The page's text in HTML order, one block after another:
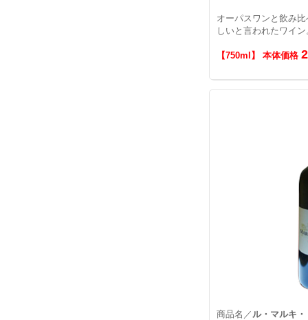
オーパスワンと飲み
しいと言われたワイン
【750ml】 本体価格
商品名／ ル・マルキ